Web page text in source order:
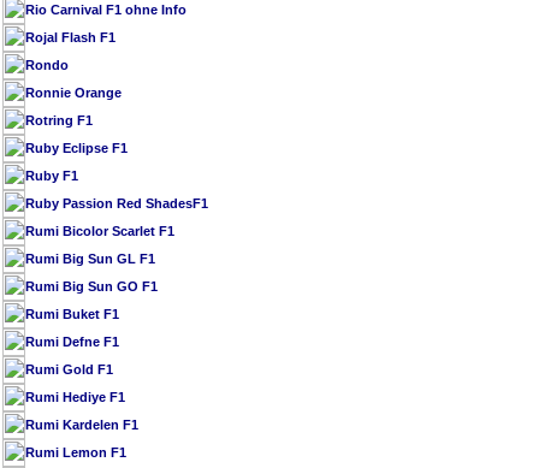
Rio Carnival F1 ohne Info
Rojal Flash F1
Rondo
Ronnie Orange
Rotring F1
Ruby Eclipse F1
Ruby F1
Ruby Passion Red ShadesF1
Rumi Bicolor Scarlet F1
Rumi Big Sun GL F1
Rumi Big Sun GO F1
Rumi Buket F1
Rumi Defne F1
Rumi Gold F1
Rumi Hediye F1
Rumi Kardelen F1
Rumi Lemon F1